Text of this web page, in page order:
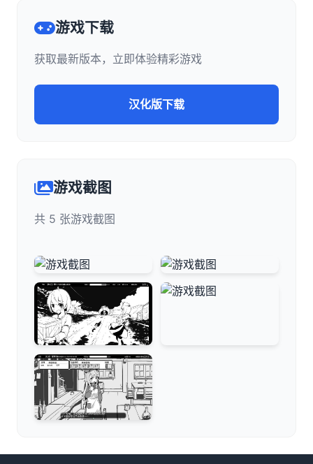
游戏下载
获取最新版本，立即体验精彩游戏
汉化版下载
游戏截图
共 5 张游戏截图